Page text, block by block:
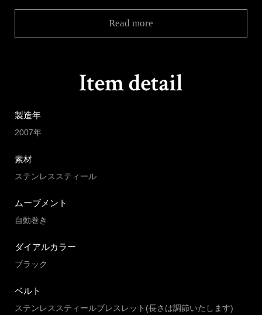
Read more
製造年
2007年
素材
ステンレススティール
ムーブメント
自動巻き
ダイアルカラー
ブラック
ベルト
ステンレススティールブレスレット(長さは調節いたします)